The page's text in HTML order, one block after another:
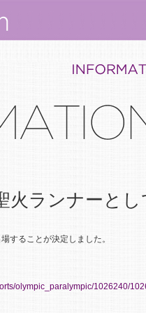
火ランナーとし
することが決定しました。
olympic_paralympic/1026240/